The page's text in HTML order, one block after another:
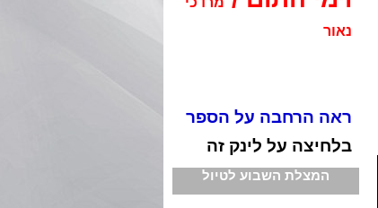
נאור
ראה הרחבה על הספר
בלחיצה על לינק זה
המצלת השבוע לטיול